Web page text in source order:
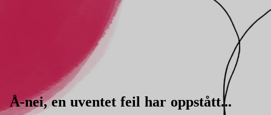
Å-nei, en uventet feil har oppstått...